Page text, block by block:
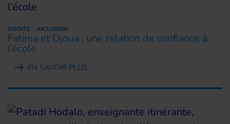
DROITS INCLUSION
Fatima et Djoua : une relation de confiance à
l’école
EN SAVOIR PLUS